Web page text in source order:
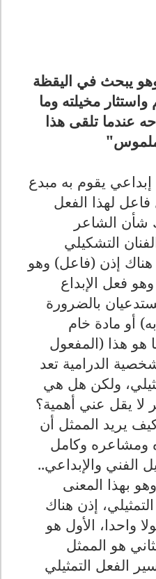
يبحث في اليقظة
مخيلته وما
عندما تلقى هذا
يقوم به مبدع
لهذا الفعل
شأن الشاعر
التشكيلي
إذن (فاعل) وهو
فعل الإبداع
بالضرورة
أو مادة خام
هو هذا (المفعول
الدرامية تعد
ولكن هل هي
لا يقل عني أهمية؟
يريد الممثل أن
ومشاعره وكامل
الفني والإبداعي..
بهذا المعنى
إذن هناك
واحدا، الأول هو
هو الممثل
الفعل التمثيلي